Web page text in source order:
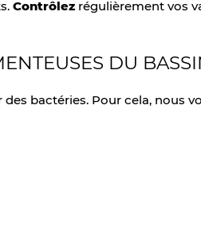
Contrôlez régulièrement vos
DU
des bactéries. Pour cela, nous